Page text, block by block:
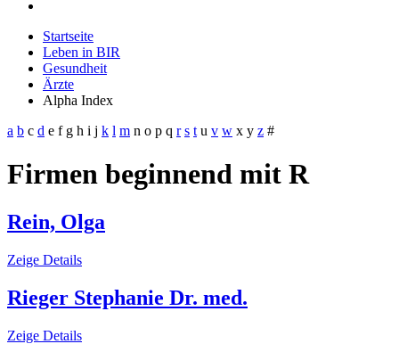
Startseite
Leben in BIR
Gesundheit
Ärzte
Alpha Index
a b c d e f g h i j k l m n o p q r s t u v w x y z #
Firmen beginnend mit R
Rein, Olga
Zeige Details
Rieger Stephanie Dr. med.
Zeige Details